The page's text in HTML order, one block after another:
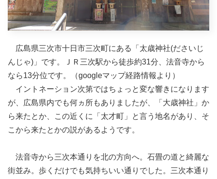
広島県三次市十日市三次町にある「太歳神社(ださいじ
んじゃ)」です。ＪＲ三次駅から徒歩約31分、法音寺から
なら13分位です。（googleマップ経路情報より）
イントネーション次第ではちょっと変な響きになります
が、広島県内でも何ヵ所もありましたが、「大歳神社」か
ら来たとか、この近くに「太才町」と言う地名があり、そ
こから来たとかの説があるようです。
法音寺から三次本通りを北の方向へ。石畳の道と綺麗な
街並み。歩くだけでも気持ちいい通りでした。三次本通り